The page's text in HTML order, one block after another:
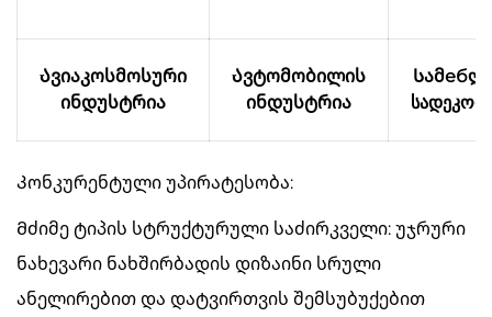
Ავიაკოსმოსური
ინდუსტრია
Ავტომობილის
ინდუსტრია
Კონკურენტული უპირატესობა:
Მძიმე ტიპის სტრუქტურული საძირკველი: უჯრური
ნახევარი ნახშირბადის დიზაინი სრული
ანელირებით და დატვირთვის შემსუბუქებით